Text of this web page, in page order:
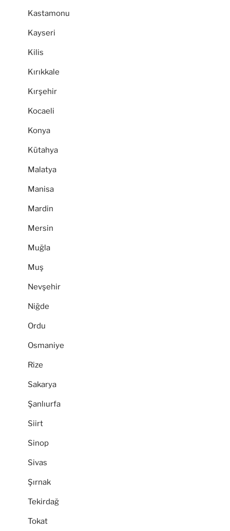
Kastamonu
Kayseri
Kilis
Kırıkkale
Kırşehir
Kocaeli
Konya
Kütahya
Malatya
Manisa
Mardin
Mersin
Muğla
Muş
Nevşehir
Niğde
Ordu
Osmaniye
Rize
Sakarya
Şanlıurfa
Siirt
Sinop
Sivas
Şırnak
Tekirdağ
Tokat